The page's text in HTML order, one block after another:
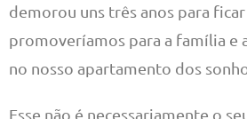
demorou uns três anos para
promoveríamos para a família e
no nosso apartamento dos
Esse não é necessariamente o